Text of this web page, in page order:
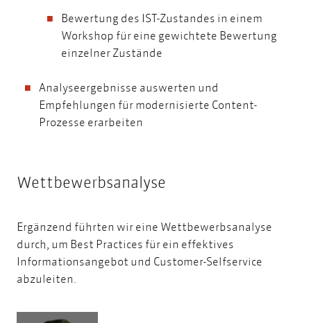
Bewertung des IST-Zustandes in einem
Workshop für eine gewichtete Bewertung
einzelner Zustände
Analyseergebnisse auswerten und
Empfehlungen für modernisierte Content-
Prozesse erarbeiten
Wettbewerbsanalyse
Ergänzend führten wir eine Wettbewerbsanalyse
durch, um Best Practices für ein effektives
Informationsangebot und Customer-Selfservice
abzuleiten.